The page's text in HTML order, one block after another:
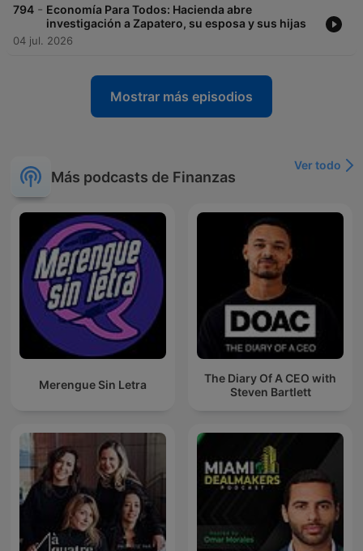
794 - Economía Para Todos: Hacienda abre
investigación a Zapatero, su esposa y sus hijas
04 jul. 2026
Mostrar más episodios
Más podcasts de Finanzas
Ver todo
Merengue Sin Letra
The Diary Of A CEO with
Steven Bartlett